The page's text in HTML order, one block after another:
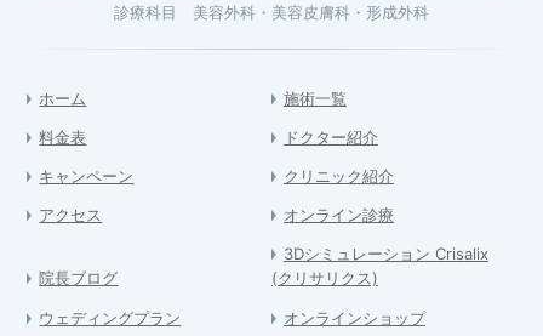
診療科目 美容外科・美容皮膚科・形成外科
ホーム 施術一覧
料金表 ドクター紹介
キャンペーン クリニック紹介
アクセス オンライン診療
院長ブログ
3Dシミュレーション Crisalix
(クリサリクス)
ウェディングプラン オンラインショップ